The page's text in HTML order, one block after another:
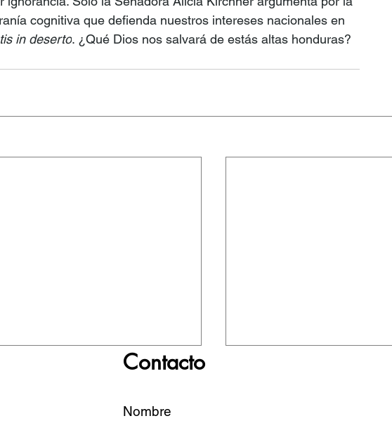
cognitiva que defienda nuestros intereses nacionales en
in deserto. ¿Qué Dios nos salvará de estás altas honduras?
Contacto
Nombre